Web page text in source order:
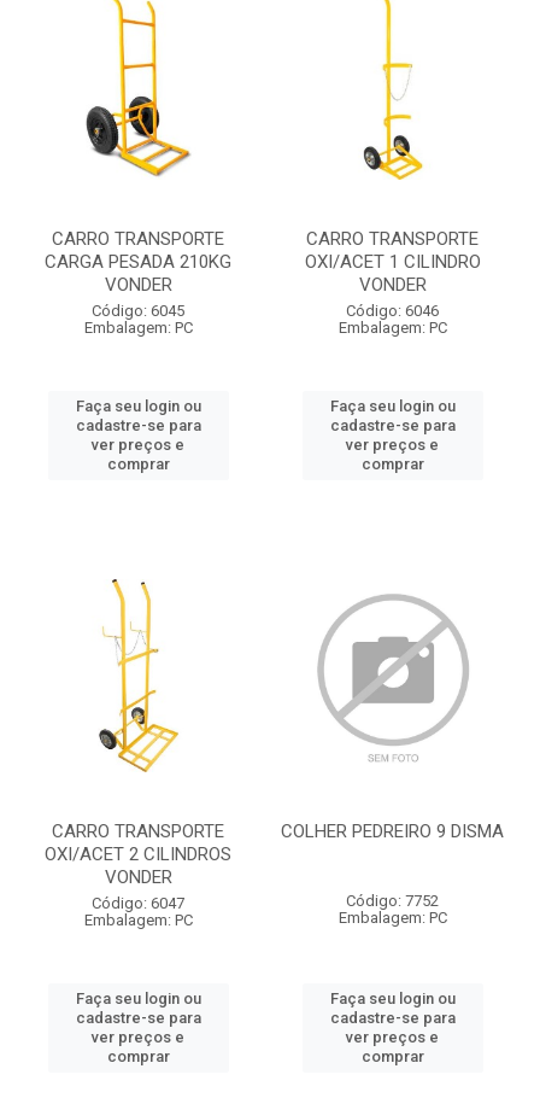
CARRO TRANSPORTE
CARGA PESADA 210KG
VONDER
Código: 6045
Embalagem: PC
Faça seu login ou
cadastre-se para
ver preços e
comprar
CARRO TRANSPORTE
OXI/ACET 1 CILINDRO
VONDER
Código: 6046
Embalagem: PC
Faça seu login ou
cadastre-se para
ver preços e
comprar
CARRO TRANSPORTE
OXI/ACET 2 CILINDROS
VONDER
Código: 6047
Embalagem: PC
Faça seu login ou
cadastre-se para
ver preços e
comprar
COLHER PEDREIRO 9 DISMA
Código: 7752
Embalagem: PC
Faça seu login ou
cadastre-se para
ver preços e
comprar